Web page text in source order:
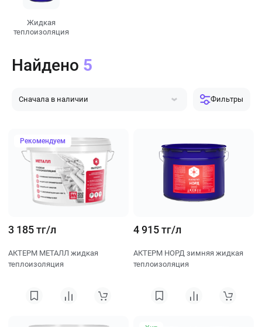
Жидкая
теплоизоляция
Сначала в наличии
Фильтры
Найдено 5
Рекомендуем
3 185 тг/л
АКТЕРМ МЕТАЛЛ жидкая
теплоизоляция
4 915 тг/л
АКТЕРМ НОРД зимняя жидкая
теплоизоляция